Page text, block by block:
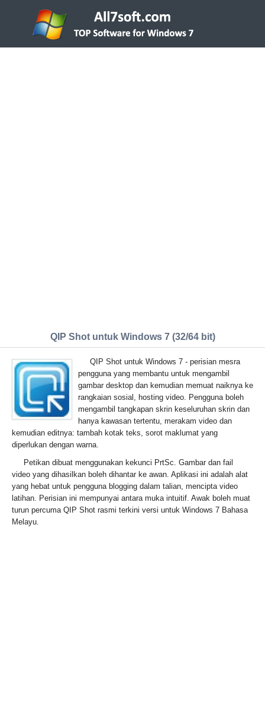
QIP Shot untuk Windows 7 (32/64 bit)
QIP Shot untuk Windows 7 - perisian mesra
pengguna yang membantu untuk mengambil
gambar desktop dan kemudian memuat naiknya ke
rangkaian sosial, hosting video. Pengguna boleh
mengambil tangkapan skrin keseluruhan skrin dan
hanya kawasan tertentu, merakam video dan
kemudian editnya: tambah kotak teks, sorot maklumat yang
diperlukan dengan warna.
Petikan dibuat menggunakan kekunci PrtSc. Gambar dan fail
video yang dihasilkan boleh dihantar ke awan. Aplikasi ini adalah alat
yang hebat untuk pengguna blogging dalam talian, mencipta video
latihan. Perisian ini mempunyai antara muka intuitif. Awak boleh muat
turun percuma QIP Shot rasmi terkini versi untuk Windows 7 Bahasa
Melayu.